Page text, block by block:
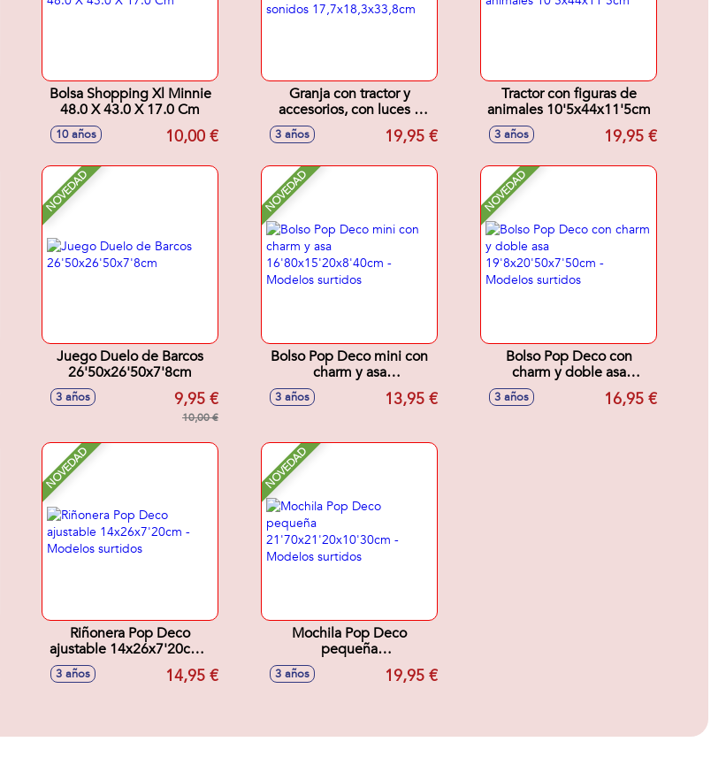
Bolsa Shopping Xl Minnie
48.0 X 43.0 X 17.0 Cm
10 años 10,00 €
Granja con tractor y
accesorios, con luces y
sonidos 17,7x18,3x33,8cm
3 años 19,95 €
Tractor con figuras de
animales 10'5x44x11'5cm
3 años 19,95 €
NOVEDAD
Juego Duelo de Barcos
26'50x26'50x7'8cm
3 años 9,95 €
10,00 €
NOVEDAD
Bolso Pop Deco mini con
charm y asa
16'80x15'20x8'40cm -
Modelos surtidos
3 años 13,95 €
NOVEDAD
Bolso Pop Deco con
charm y doble asa
19'8x20'50x7'50cm -
Modelos surtidos
3 años 16,95 €
NOVEDAD
Riñonera Pop Deco
ajustable 14x26x7'20cm -
Modelos surtidos
3 años 14,95 €
NOVEDAD
Mochila Pop Deco
pequeña
21'70x21'20x10'30cm -
Modelos surtidos
3 años 19,95 €